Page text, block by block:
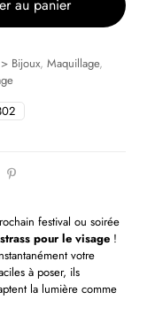
au panier
Bijoux, Maquillage,
festival ou soirée
pour le visage!
votre
à poser, ils
la lumière comme